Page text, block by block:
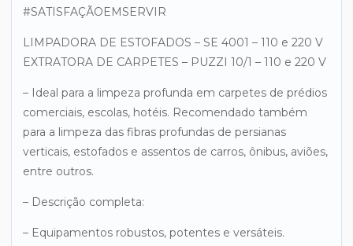
#SATISFAÇÃOEMSERVIR
LIMPADORA DE ESTOFADOS – SE 4001 – 110 e 220 V
EXTRATORA DE CARPETES – PUZZI 10/1 – 110 e 220 V
– Ideal para a limpeza profunda em carpetes de prédios
comerciais, escolas, hotéis. Recomendado também
para a limpeza das fibras profundas de persianas
verticais, estofados e assentos de carros, ônibus, aviões,
entre outros.
– Descrição completa:
– Equipamentos robustos, potentes e versáteis.